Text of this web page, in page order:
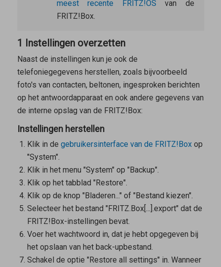
meest recente FRITZ!OS van de
FRITZ!Box.
1 Instellingen overzetten
Naast de instellingen kun je ook de
telefoniegegevens herstellen, zoals bijvoorbeeld
foto's van contacten, beltonen, ingesproken berichten
op het antwoordapparaat en ook andere gegevens van
de interne opslag van de FRITZ!Box:
Instellingen herstellen
Klik in de gebruikersinterface van de FRITZ!Boxop
"System".
Klik in het menu "System" op "Backup".
Klik op het tabblad "Restore".
Klik op de knop "Bladeren..." of "Bestand kiezen".
Selecteer het bestand "FRITZ.Box[...].export" dat de
FRITZ!Box-instellingen bevat.
Voer het wachtwoord in, dat je hebt opgegeven bij
het opslaan van het back-upbestand.
Schakel de optie "Restore all settings" in. Wanneer